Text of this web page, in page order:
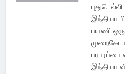
இந்தியா
பயணி
பரபரப்பை
இந்தியா